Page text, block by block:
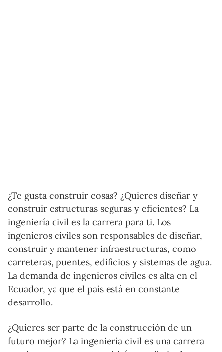
¿Te gusta construir cosas? ¿Quieres diseñar y
construir estructuras seguras y eficientes? La
ingeniería civil es la carrera para ti. Los
ingenieros civiles son responsables de diseñar,
construir y mantener infraestructuras, como
carreteras, puentes, edificios y sistemas de agua.
La demanda de ingenieros civiles es alta en el
Ecuador, ya que el país está en constante
desarrollo.
¿Quieres ser parte de la construcción de un
futuro mejor? La ingeniería civil es una carrera